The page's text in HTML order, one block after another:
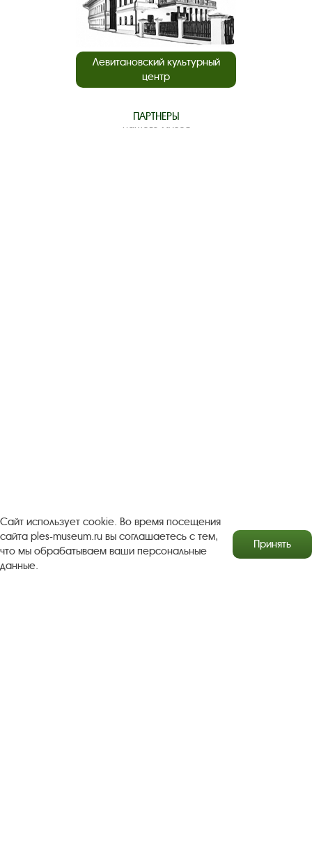
Левитановский культурный
центр
ПАРТНЕРЫ
нашего музея
Антикоррупционная деятельность
Сайт использует cookie. Во время посещения
сайта ples-museum.ru вы соглашаетесь с тем,
что мы обрабатываем ваши персональные
данные.
Принять